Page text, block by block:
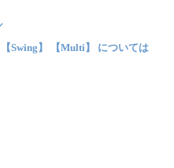
Swing】 【Multi】 については